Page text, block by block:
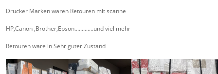
Drucker Marken waren Retouren mit scanne
HP,Canon ,Brother,Epson.............und viel mehr
Retouren ware in Sehr guter Zustand